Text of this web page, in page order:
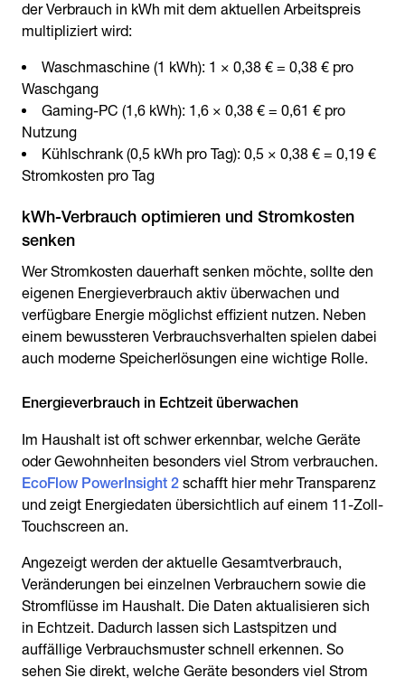
der Verbrauch in kWh mit dem aktuellen Arbeitspreis
multipliziert wird:
Waschmaschine (1 kWh): 1 × 0,38 € = 0,38 € pro
Waschgang
Gaming-PC (1,6 kWh): 1,6 × 0,38 € = 0,61 € pro
Nutzung
Kühlschrank (0,5 kWh pro Tag): 0,5 × 0,38 € = 0,19 €
Stromkosten pro Tag
kWh-Verbrauch optimieren und Stromkosten
Wer Stromkosten dauerhaft senken möchte, sollte den
eigenen Energieverbrauch aktiv überwachen und
verfügbare Energie möglichst effizient nutzen. Neben
einem bewussteren Verbrauchsverhalten spielen dabei
auch moderne Speicherlösungen eine wichtige Rolle.
Im Haushalt ist oft schwer erkennbar, welche Geräte
oder Gewohnheiten besonders viel Strom verbrauchen.
EcoFlow PowerInsight 2 schafft hier mehr Transparenz
und zeigt Energiedaten übersichtlich auf einem 11-Zoll-
Touchscreen an.
Angezeigt werden der aktuelle Gesamtverbrauch,
Veränderungen bei einzelnen Verbrauchern sowie die
Stromflüsse im Haushalt. Die Daten aktualisieren sich
in Echtzeit. Dadurch lassen sich Lastspitzen und
auffällige Verbrauchsmuster schnell erkennen. So
sehen Sie direkt, welche Geräte besonders viel Strom